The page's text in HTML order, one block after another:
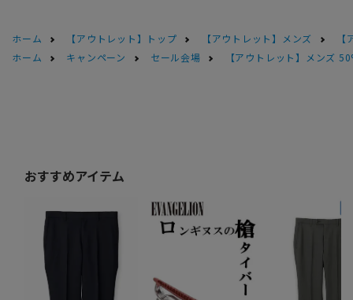
ホーム 【アウトレット】トップ 【アウトレット】メンズ
ホーム
キャンペーン セール会場 【アウトレット】メンズ